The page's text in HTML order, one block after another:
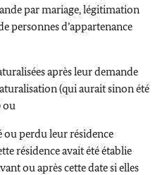
par mariage, légitimation
personnes d’appartenance
après leur demande
(qui aurait sinon été
ou
ou perdu leur résidence
résidence avait été établie
ou après cette date si elles